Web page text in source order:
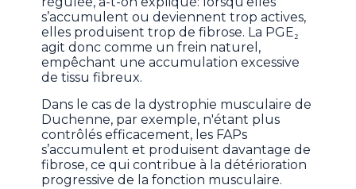
s’accumulent ou deviennent trop actives,
elles produisent trop de fibrose. La PGE₂
agit donc comme un frein naturel,
empêchant une accumulation excessive
de tissu fibreux.
Dans le cas de la dystrophie musculaire de
Duchenne, par exemple, n'étant plus
contrôlés efficacement, les FAPs
s’accumulent et produisent davantage de
fibrose, ce qui contribue à la détérioration
progressive de la fonction musculaire.